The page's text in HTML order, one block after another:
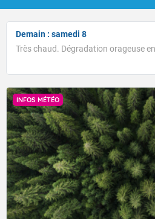
Demain : samedi 8
Très chaud. Dégradation orageuse
INFOS MÉTÉO